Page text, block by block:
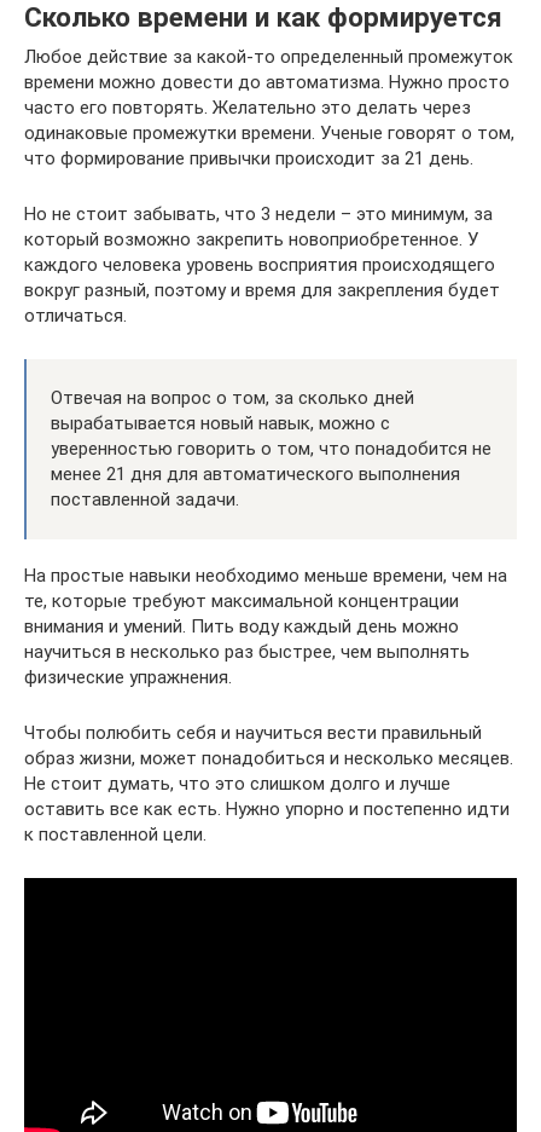
Сколько времени и как формируется
Любое действие за какой-то определенный промежуток
времени можно довести до автоматизма. Нужно просто
часто его повторять. Желательно это делать через
одинаковые промежутки времени. Ученые говорят о том,
что формирование привычки происходит за 21 день.
Но не стоит забывать, что 3 недели – это минимум, за
который возможно закрепить новоприобретенное. У
каждого человека уровень восприятия происходящего
вокруг разный, поэтому и время для закрепления будет
отличаться.
Отвечая на вопрос о том, за сколько дней
вырабатывается новый навык, можно с
уверенностью говорить о том, что понадобится не
менее 21 дня для автоматического выполнения
поставленной задачи.
На простые навыки необходимо меньше времени, чем на
те, которые требуют максимальной концентрации
внимания и умений. Пить воду каждый день можно
научиться в несколько раз быстрее, чем выполнять
физические упражнения.
Чтобы полюбить себя и научиться вести правильный
образ жизни, может понадобиться и несколько месяцев.
Не стоит думать, что это слишком долго и лучше
оставить все как есть. Нужно упорно и постепенно идти
к поставленной цели.